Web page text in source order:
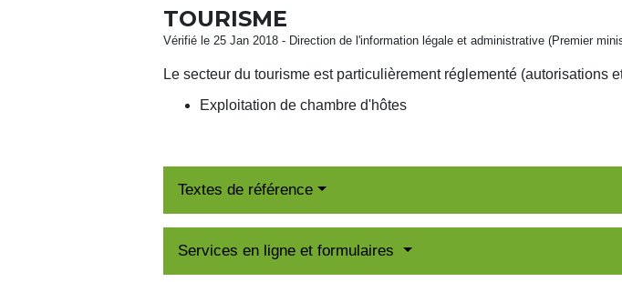
TOURISME
Vérifié le 25 Jan 2018 - Direction de l'information légale et administrative (Premier
Le secteur du tourisme est particulièrement réglementé (autorisations
Exploitation de chambre d'hôtes
Textes de référence
Services en ligne et formulaires